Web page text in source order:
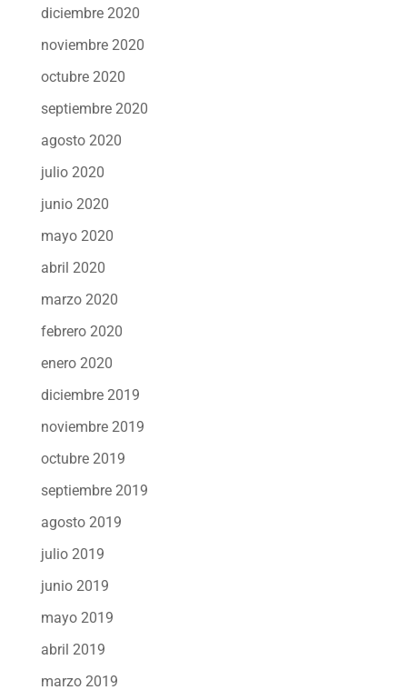
diciembre 2020
noviembre 2020
octubre 2020
septiembre 2020
agosto 2020
julio 2020
junio 2020
mayo 2020
abril 2020
marzo 2020
febrero 2020
enero 2020
diciembre 2019
noviembre 2019
octubre 2019
septiembre 2019
agosto 2019
julio 2019
junio 2019
mayo 2019
abril 2019
marzo 2019